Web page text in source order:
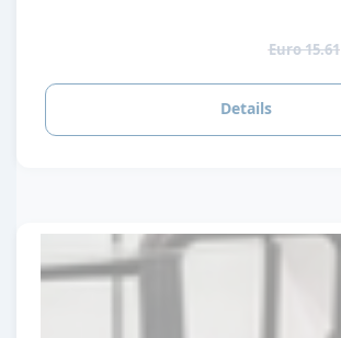
Euro 15.61
Details